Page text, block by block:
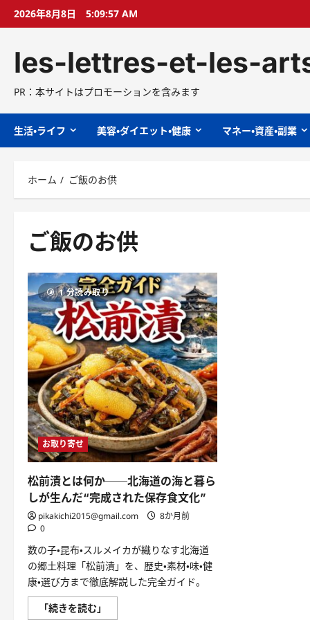
プ
2026年8月8日 5:09:58 AM
les-lettres-et-les-
PR：本サイトはプロモーションを含みます
生活・ライフ 美容・ダイエット・健康 マネー・資産・副業
ホーム ご飯のお供
ご飯のお供
1 分読み取り
お取り寄せ
松前漬とは何か──北海道の海と暮ら
しが生んだ“完成された保存食文化”
pikakichi2015@gmail.com
8か月前
0
数の子・昆布・スルメイカが織りなす北海道
の郷土料理「松前漬」を、歴史・素材・味・健
康・選び方まで徹底解説した完全ガイド。
「続きを読む」
前